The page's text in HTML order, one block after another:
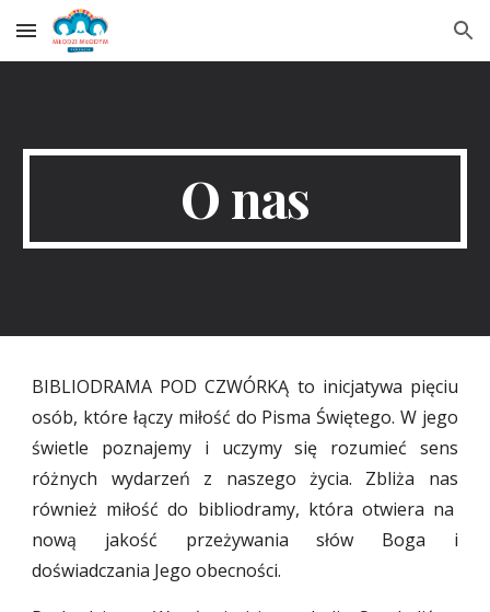
Skip to main content Skip to navigation
O nas
BIBLIODRAMA POD CZWÓRKĄ to inicjatywa pięciu
osób, które łączy miłość do Pisma Świętego. W jego
świetle poznajemy i uczymy się rozumieć sens
różnych wydarzeń z naszego życia. Zbliża nas
również miłość do bibliodramy, która otwiera na
nową jakość przeżywania słów Boga i
doświadczania Jego obecności.